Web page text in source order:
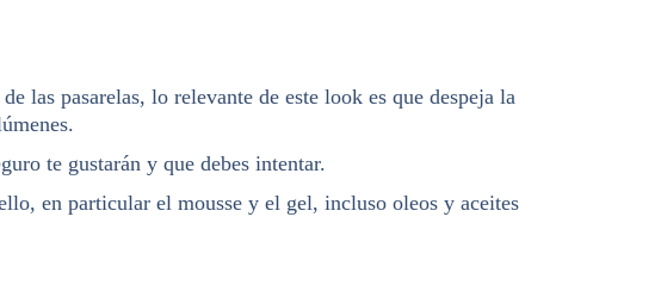
las pasarelas, lo relevante de este look es que despeja la
te gustarán y que debes intentar.
en particular el mousse y el gel, incluso oleos y aceites